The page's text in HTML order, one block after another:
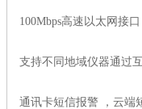
100Mbps高速以太网接口
支持不同地域仪器通过
通讯卡短信报警 ，云端